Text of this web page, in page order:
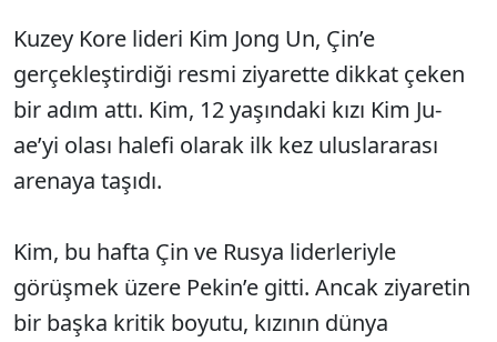
Kuzey Kore lideri Kim Jong Un, Çin’e
gerçekleştirdiği resmi ziyarette dikkat çeken
bir adım attı. Kim, 12 yaşındaki kızı Kim Ju-
ae’yi olası halefi olarak ilk kez uluslararası
arenaya taşıdı.
Kim, bu hafta Çin ve Rusya liderleriyle
görüşmek üzere Pekin’e gitti. Ancak ziyaretin
bir başka kritik boyutu, kızının dünya